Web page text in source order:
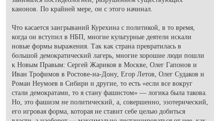
канонов. По крайней мере, он с этого начинал.
Что касается заигрываний Курехина с политикой, в то время,
когда он вступил в НБП, многие культурные деятели искали
новые формы выражения. Так как страна превратилась в
большой демократический лагерь, многие хорошие люди пошли
к Новым Правым: Сергей Жариков в Москве, Олег Гапонов и
Иван Трофимов в Ростове-на-Дону, Егор Летов, Олег Судаков и
Роман Неумоев в Сибири и другие, то есть «если все вокруг
стали демократами, то я стану фашистом» — логика была такова.
Но, это фашизм не политический, а, совершенно, эзотерический,
его игровая форма, которая не ставит себе целью добиться